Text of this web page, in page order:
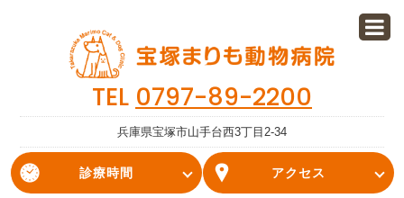
TEL 0797-89-2200
兵庫県宝塚市山手台西3丁目2-34
診療時間 アクセス